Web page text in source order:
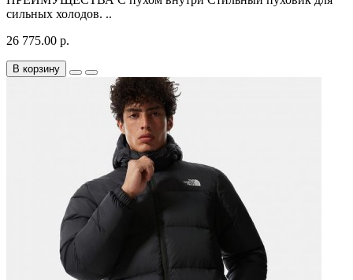
сильных холодов. ..
26 775.00 р.
В корзину